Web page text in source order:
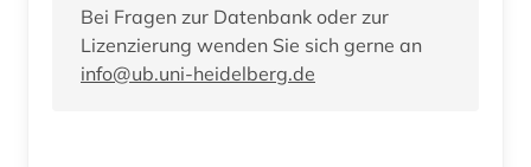
Bei Fragen zur Datenbank oder zur
Lizenzierung wenden Sie sich gerne an
info@ub.uni-heidelberg.de